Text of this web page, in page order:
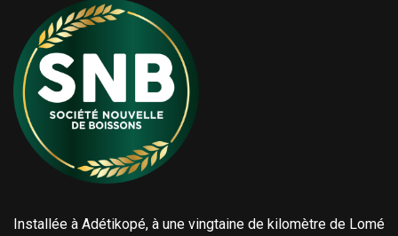
Installée à Adétikopé, à une vingtaine de kilomètre de Lomé